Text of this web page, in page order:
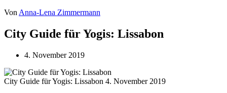
Von Anna-Lena Zimmermann
City Guide für Yogis: Lissabon
4. November 2019
City Guide für Yogis: Lissabon 4. November 2019